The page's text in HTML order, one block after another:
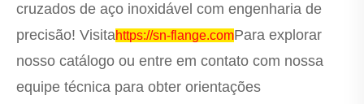
cruzados de aço inoxidável com engenharia de
precisão! Visitahttps://sn-flange.comPara explorar
nosso catálogo ou entre em contato com nossa
equipe técnica para obter orientações